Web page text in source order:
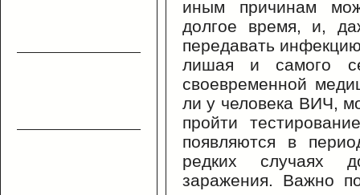
иным причинам
долгое время, и,
передавать
лишая и самого
своевременной
ли у человека ВИЧ,
пройти
появляются в
редких случаях
заражения. Важно